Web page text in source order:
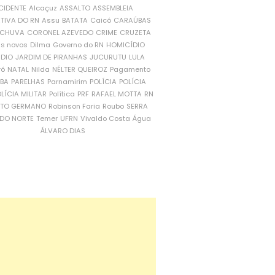
Alcaçuz ASSALTO ASSEMBLEIA
DO RN Assu BATATA Caicó CARAÚBAS
CORONEL AZEVEDO CRIME CRUZETA
novos Dilma Governo do RN HOMICÍDIO
JARDIM DE PIRANHAS JUCURUTU LULA
NATAL Nilda NÉLTER QUEIROZ Pagamento
PARELHAS Parnamirim POLÍCIA POLÍCIA
MILITAR Política PRF RAFAEL MOTTA RN
GERMANO Robinson Faria Roubo SERRA
NORTE Temer UFRN Vivaldo Costa Água
ÁLVARO DIAS